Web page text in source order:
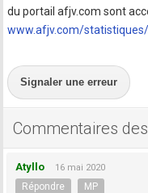
du portail afjv.com sont
www.afjv.com/
Signaler une erreur
Commentaires
Atyllo 16 mai 2020
Répondre MP